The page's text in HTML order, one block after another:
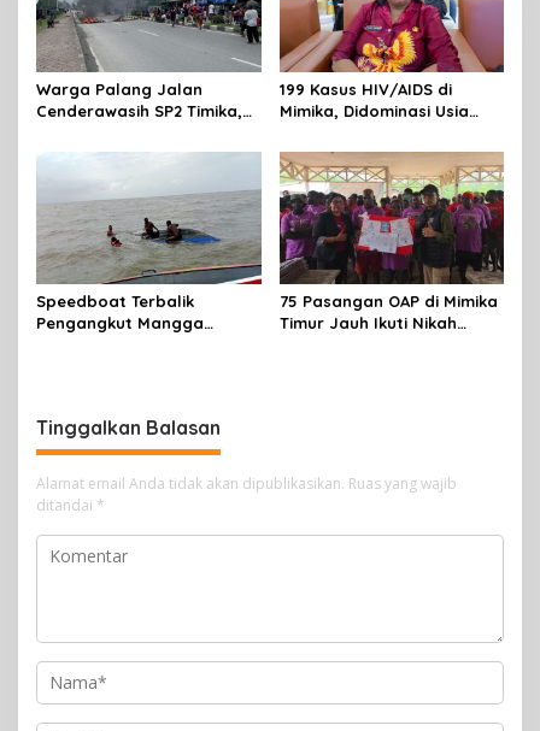
Warga Palang Jalan
Cenderawasih SP2 Timika,
Pemicunya
199 Kasus HIV/AIDS di
Mimika, Didominasi Usia
Speedboat Terbalik
Pengangkut Mangga
75 Pasangan OAP di Mimika
Timur Jauh Ikuti Nikah
Tinggalkan Balasan
Alamat email Anda tidak akan dipublikasikan. Ruas yang wajib
ditandai *